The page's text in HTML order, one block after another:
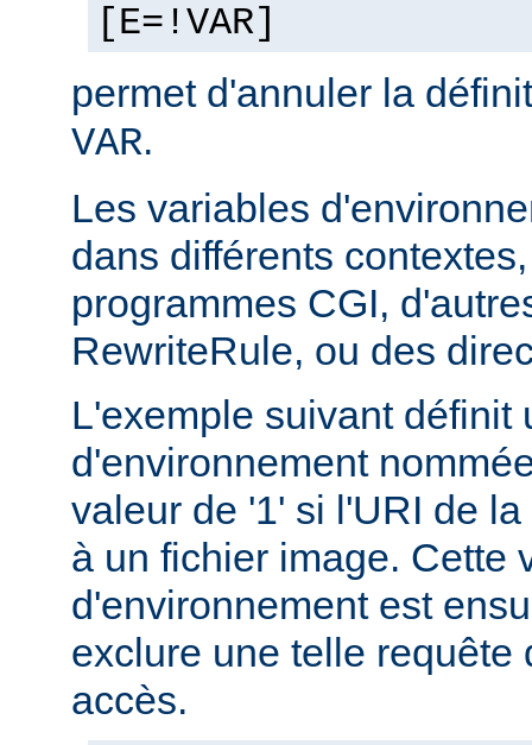
[E=!VAR]
permet d'annuler la
VAR.
Les variables
dans différents
programmes CGI,
RewriteRule, ou des
L'exemple suivant définit
d'environnement
valeur de '1' si l'URI de
à un fichier image. Cette
d'environnement est
exclure une telle requête
accès.